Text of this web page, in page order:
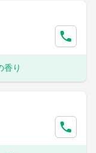
香り